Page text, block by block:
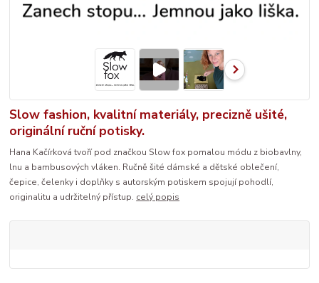
Slow fashion, kvalitní materiály, precizně ušité,
originální ruční potisky.
Hana Kačírková tvoří pod značkou Slow fox pomalou módu z biobavlny,
lnu a bambusových vláken. Ručně šité dámské a dětské oblečení,
čepice, čelenky i doplňky s autorským potiskem spojují pohodlí,
originalitu a udržitelný přístup. celý popis